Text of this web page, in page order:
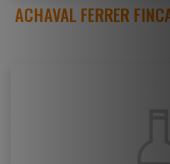
ACHAVAL FERRER